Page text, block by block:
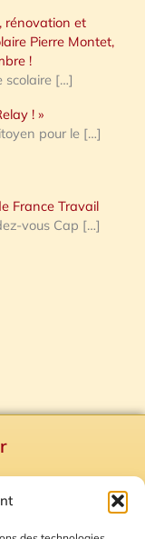
rénovation et
Pierre Montet,
!
scolaire […]
! »
pour le […]
France Travail
vous Cap […]
du site